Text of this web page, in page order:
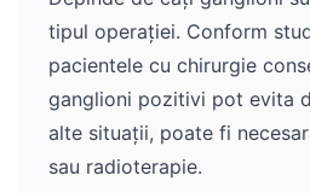
tipul operației. Conform
pacientele cu chirurgie
ganglioni pozitivi pot evita
alte situații, poate fi
sau radioterapie.